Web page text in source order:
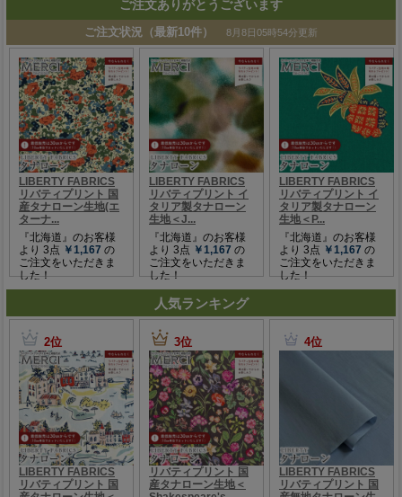
ご注文ありがとうございます
人気ランキング